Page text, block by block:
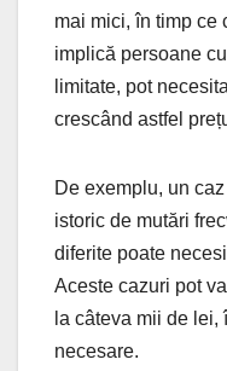
mai mici, în timp ce
implică persoane
limitate, pot
crescând astfel
De exemplu, un
istoric de mutări
diferite poate
Aceste cazuri pot
la câteva mii de
necesare.